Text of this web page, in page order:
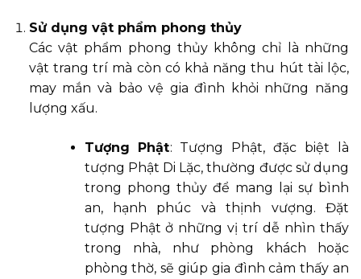
Sử dụng vật phẩm phong thủy
Các vật phẩm phong thủy không chỉ là những
vật trang trí mà còn có khả năng thu hút tài lộc,
may mắn và bảo vệ gia đình khỏi những năng
lượng xấu.
Tượng Phật: Tượng Phật, đặc biệt là
tượng Phật Di Lặc, thường được sử dụng
trong phong thủy để mang lại sự bình
an, hạnh phúc và thịnh vượng. Đặt
tượng Phật ở những vị trí dễ nhìn thấy
trong nhà, như phòng khách hoặc
phòng thờ, sẽ giúp gia đình cảm thấy an